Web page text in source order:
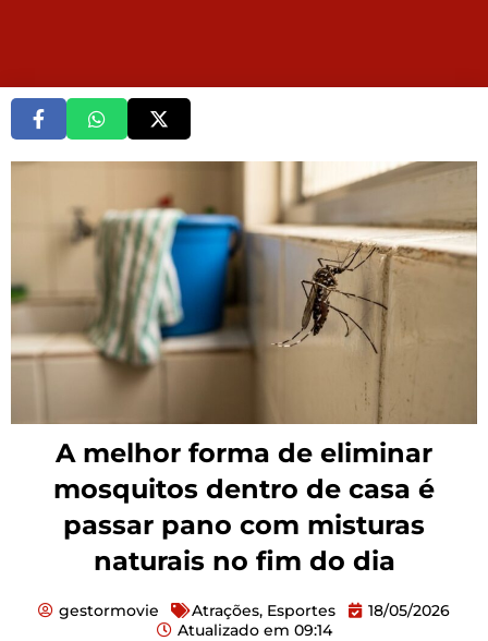
A melhor forma de eliminar
mosquitos dentro de casa é
passar pano com misturas
naturais no fim do dia
gestormovie Atrações, Esportes
18/05/2026
Atualizado em 09:14